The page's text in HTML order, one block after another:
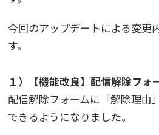
今回のアップデートによる変更
す。
１）【機能改良】配信解除フォ
配信解除フォームに「解除理由
できるようになりました。